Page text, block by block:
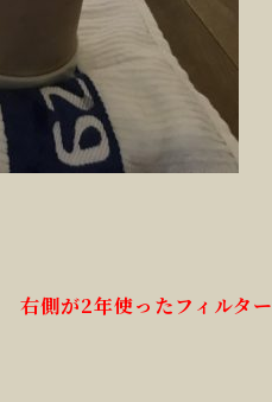
右側が2年使ったフィルター